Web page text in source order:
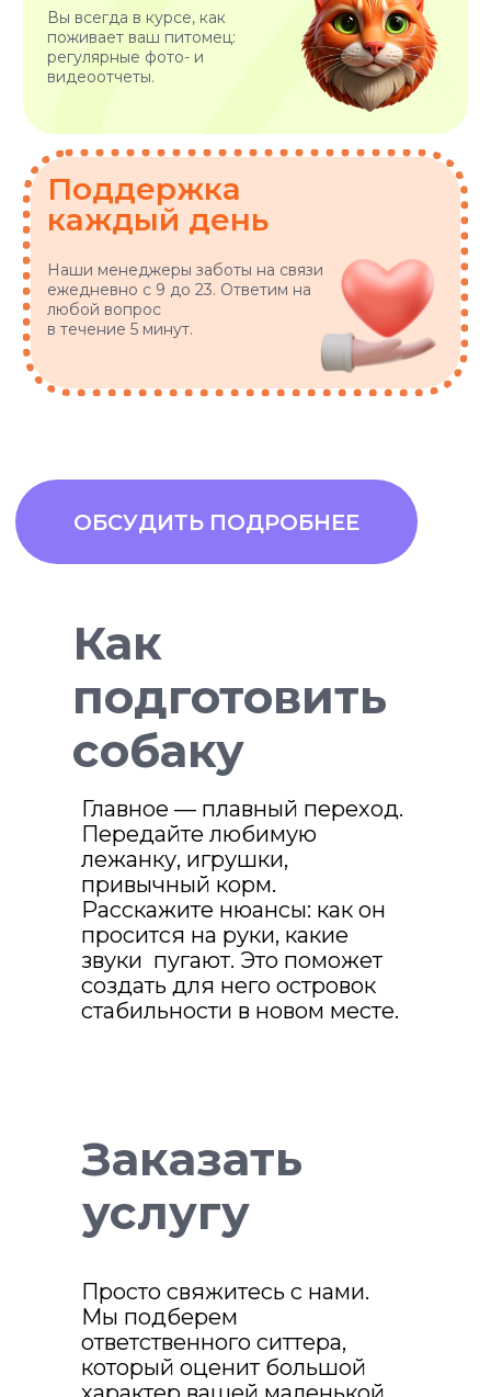
Как
подготовить
собаку
Главное — плавный переход.
Передайте любимую
лежанку, игрушки,
привычный корм.
Расскажите нюансы: как он
просится на руки, какие
звуки пугают. Это поможет
создать для него островок
стабильности в новом месте.
Заказать
услугу
Просто свяжитесь с нами.
Мы подберем
ответственного ситтера,
который оценит большой